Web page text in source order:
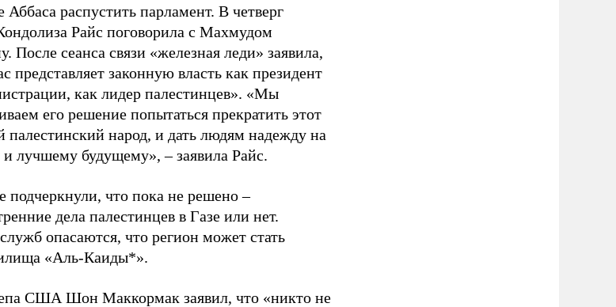
распустить парламент. В четверг
Райс поговорила с Махмудом
После сеанса связи «железная леди» заявила,
представляет законную власть как президент
как лидер палестинцев». «Мы
его решение попытаться прекратить этот
палестинский народ, и дать людям надежду на
лучшему будущему», – заявила Райс.
подчеркнули, что пока не решено –
дела палестинцев в Газе или нет.
опасаются, что регион может стать
«Аль-Каиды*».
США Шон Маккормак заявил, что «никто не